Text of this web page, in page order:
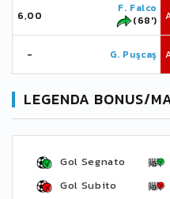
6,00
F. Falco
(68')
- G. Puşcaş
LEGENDA BONUS/
Gol Segnato
Gol Subito